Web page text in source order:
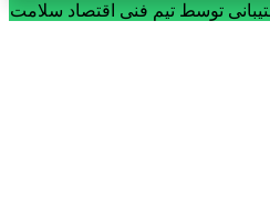
توسط تیم فنی اقتصاد سلامت